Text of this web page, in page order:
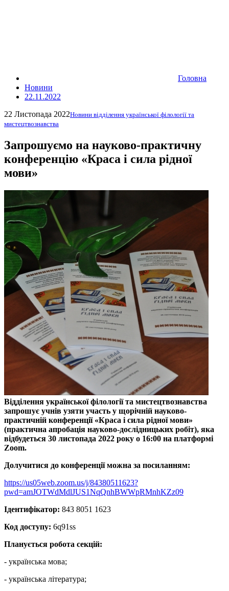
Головна
Новини
22.11.2022
22 Листопада 2022Новини відділення української філології та
мистецтвознавства
Запрошуємо на науково-практичну
конференцію «Краса і сила рідної
мови»
Відділення української філології та мистецтвознавства
запрошує учнів узяти участь у щорічній науково-
практичній конференції «Краса і сила рідної мови»
(практична апробація науково-дослідницьких робіт), яка
відбудеться 30 листопада 2022 року о 16:00 на платформі
Zoom.
Долучитися до конференції можна за посиланням:
https://us05web.zoom.us/j/84380511623?
pwd=amJOTWdMdlJUS1NqQnhBWWpRMnhKZz09
Ідентифікатор: 843 8051 1623
Код доступу: 6q91ss
Планується робота секцій:
- українська мова;
- українська література;